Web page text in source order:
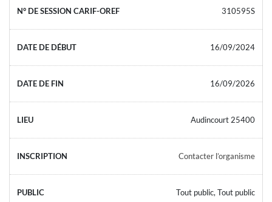
310595S
16/09/2024
16/09/2026
Audincourt 25400
Contacter l’organisme
Tout public, Tout public